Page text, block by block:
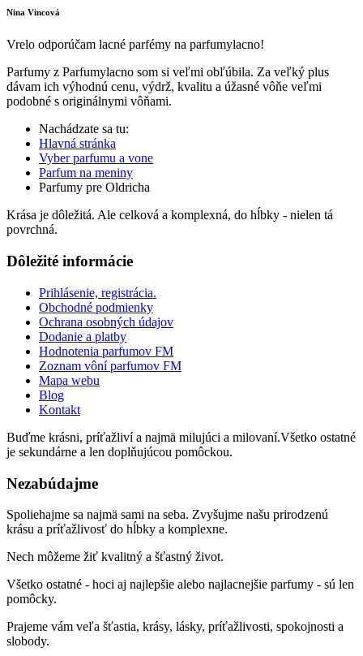
Nina Vincová
Vrelo odporúčam lacné parfémy na parfumylacno!
Parfumy z Parfumylacno som si veľmi obľúbila. Za veľký plus
dávam ich výhodnú cenu, výdrž, kvalitu a úžasné vôňe veľmi
podobné s originálnymi vôňami.
Nachádzate sa tu:
Hlavná stránka
Vyber parfumu a vone
Parfum na meniny
Parfumy pre Oldricha
Krása je dôležitá. Ale celková a komplexná, do hĺbky - nielen tá
povrchná.
Dôležité informácie
Prihlásenie, registrácia.
Obchodné podmienky
Ochrana osobných údajov
Dodanie a platby
Hodnotenia parfumov FM
Zoznam vôní parfumov FM
Mapa webu
Blog
Kontakt
Buďme krásni, príťažliví a najmä milujúci a milovaní.Všetko ostatné
je sekundárne a len doplňujúcou pomôckou.
Nezabúdajme
Spoliehajme sa najmä sami na seba. Zvyšujme našu prirodzenú
krásu a príťažlivosť do hĺbky a komplexne.
Nech môžeme žiť kvalitný a šťastný život.
Všetko ostatné - hoci aj najlepšie alebo najlacnejšie parfumy - sú len
pomôcky.
Prajeme vám veľa šťastia, krásy, lásky, príťažlivosti, spokojnosti a
slobody.